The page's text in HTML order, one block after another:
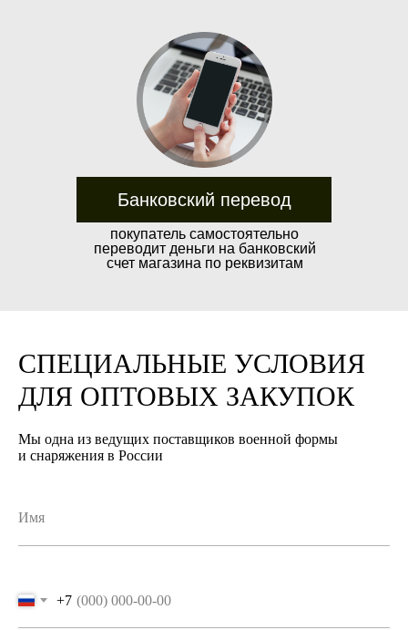
Банковский перевод
покупатель самостоятельно
переводит деньги на банковский
счет магазина по реквизитам
Довозим до транспортной
компании бесплатно
в день оплаты, при помощи:
Условия транспортных компаний
в России могут варьироваться
в зависимости от выбранной
СПЕЦИАЛЬНЫЕ УСЛОВИЯ
ДЛЯ ОПТОВЫХ ЗАКУПОК
Мы одна из ведущих поставщиков военной формы
и снаряжения в России
+7